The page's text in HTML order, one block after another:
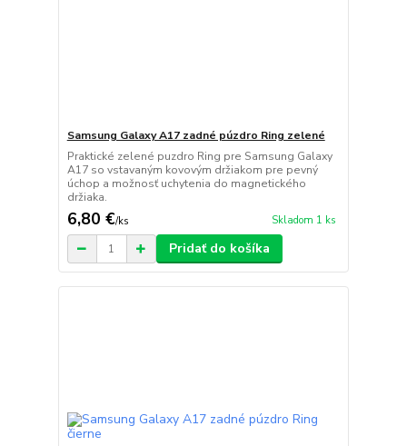
Samsung Galaxy A17 zadné púzdro Ring zelené
Praktické zelené puzdro Ring pre Samsung Galaxy
A17 so vstavaným kovovým držiakom pre pevný
úchop a možnosť uchytenia do magnetického
držiaka.
6,80 €/ks Skladom 1 ks
Pridať do košíka